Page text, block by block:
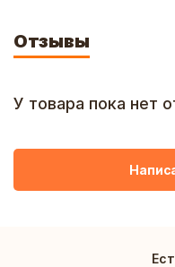
Отзывы
У товара пока нет